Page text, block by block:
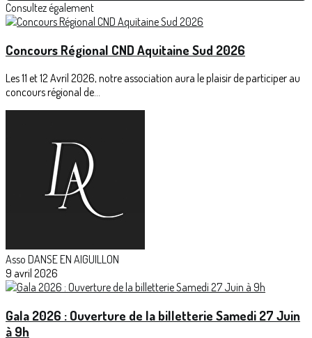
Consultez également
Concours Régional CND Aquitaine Sud 2026
Les 11 et 12 Avril 2026, notre association aura le plaisir de participer au
concours régional de...
Asso DANSE EN AIGUILLON
9 avril 2026
Gala 2026 : Ouverture de la billetterie Samedi 27 Juin
à 9h